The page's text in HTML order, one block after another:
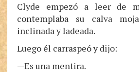
Clyde empezó a leer de
contemplaba su calva
inclinada y ladeada.
Luego él carraspeó y dijo:
—Es una mentira.